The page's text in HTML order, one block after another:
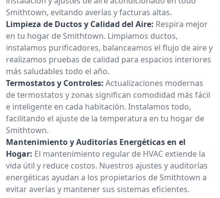
Smithtown, evitando averías y facturas altas.
Limpieza de Ductos y Calidad del Aire: Respira mejor
en tu hogar de Smithtown. Limpiamos ductos,
instalamos purificadores, balanceamos el flujo de aire y
realizamos pruebas de calidad para espacios interiores
más saludables todo el año.
Termostatos y Controles: Actualizaciones modernas
de termostatos y zonas significan comodidad más fácil
e inteligente en cada habitación. Instalamos todo,
facilitando el ajuste de la temperatura en tu hogar de
Smithtown.
Mantenimiento y Auditorías Energéticas en el
Hogar: El mantenimiento regular de HVAC extiende la
vida útil y reduce costos. Nuestros ajustes y auditorías
energéticas ayudan a los propietarios de Smithtown a
evitar averías y mantener sus sistemas eficientes.